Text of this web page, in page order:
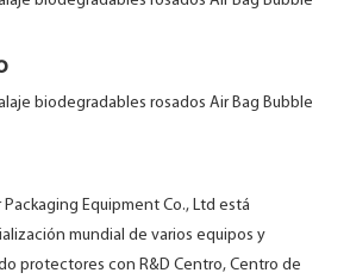
Equipment Co., Ltd está
mundial de varios equipos y
protectores con R&D Centro, Centro de